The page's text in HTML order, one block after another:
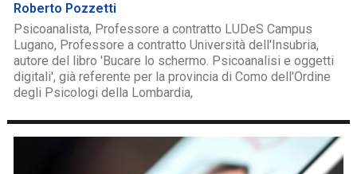
Roberto Pozzetti
Psicoanalista, Professore a contratto LUDeS Campus
Lugano, Professore a contratto Università dell'Insubria,
autore del libro 'Bucare lo schermo. Psicoanalisi e oggetti
digitali', già referente per la provincia di Como dell'Ordine
degli Psicologi della Lombardia,